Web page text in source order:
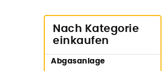
Nach Kategorie
einkaufen
Abgasanlage